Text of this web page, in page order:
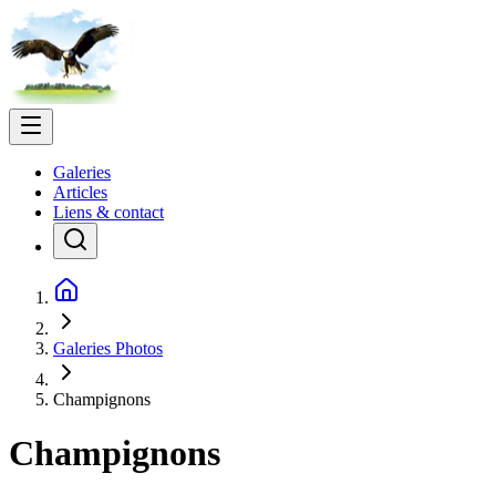
Galeries
Articles
Liens & contact
Galeries Photos
Champignons
Champignons